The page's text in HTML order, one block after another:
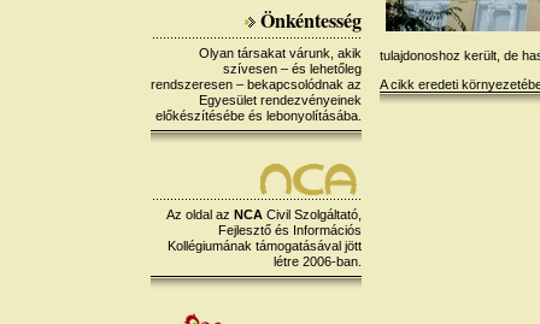
Önkéntesség
Olyan társakat várunk, akik
szívesen – és lehetőleg
rendszeresen – bekapcsolódnak az
Egyesület rendezvényeinek
előkészítésébe és lebonyolításába.
Az oldal az NCA Civil Szolgáltató,
Fejlesztő és Információs
Kollégiumának támogatásával jött
létre 2006-ban.
tulajdonoshoz került, de
A cikk eredeti